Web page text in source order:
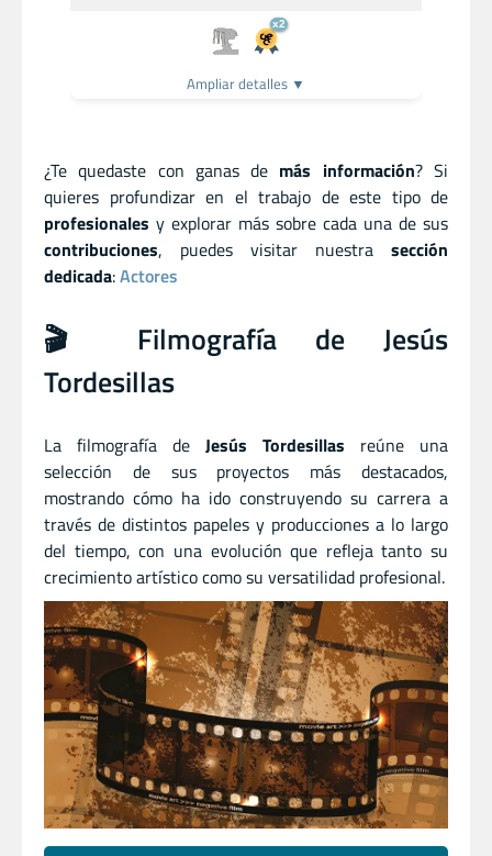
x2
Ampliar detalles ▼
¿Te quedaste con ganas de más información? Si
quieres profundizar en el trabajo de este tipo de
profesionales y explorar más sobre cada una de sus
contribuciones, puedes visitar nuestra sección
dedicada:Actores
🎬 Filmografía de Jesús
Tordesillas
La filmografía de Jesús Tordesillas reúne una
selección de sus proyectos más destacados,
mostrando cómo ha ido construyendo su carrera a
través de distintos papeles y producciones a lo largo
del tiempo, con una evolución que refleja tanto su
crecimiento artístico como su versatilidad profesional.